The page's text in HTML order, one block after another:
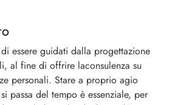
essere guidati dalla progettazione
al fine di offrire laconsulenza su
personali. Stare a proprio agio
passa del tempo è essenziale, per